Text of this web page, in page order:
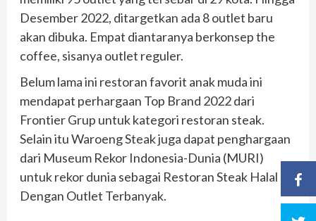
Desember 2022, ditargetkan ada 8 outlet baru
akan dibuka. Empat diantaranya berkonsep the
coffee, sisanya outlet reguler.
Belum lama ini restoran favorit anak muda ini
mendapat perhargaan Top Brand 2022 dari
Frontier Grup untuk kategori restoran steak.
Selain itu Waroeng Steak juga dapat penghargaan
dari Museum Rekor Indonesia-Dunia (MURI)
untuk rekor dunia sebagai Restoran Steak Halal
Dengan Outlet Terbanyak.